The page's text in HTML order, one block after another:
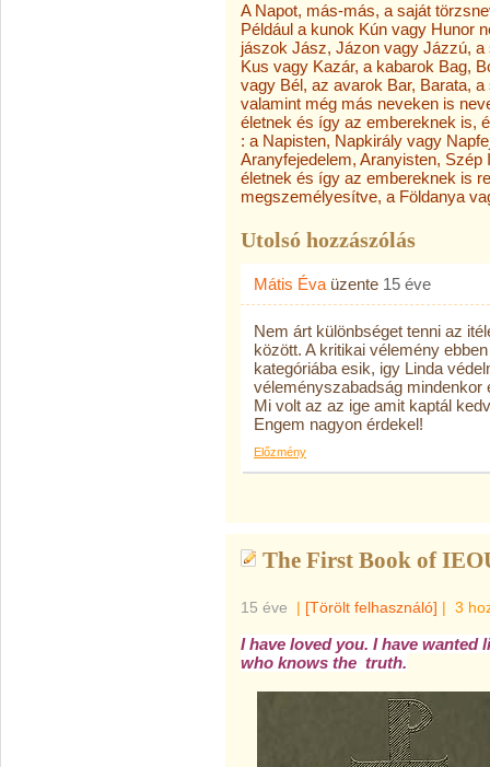
A Napot, más-más, a saját
Például a kunok Kún vagy Hunor
jászok Jász, Jázon vagy Jázzú,
Kus vagy Kazár, a kabarok Bag,
vagy Bél, az avarok Bar, Barata,
valamint még más neveken is
életnek és így az embereknek is,
: a Napisten, Napkirály vagy
Aranyfejedelem, Aranyisten,
életnek és így az embereknek is
megszemélyesítve, a Földanya
Utolsó hozzászólás
Mátis Éva üzente 15 éve
Nem árt különbséget tenni az
között. A kritikai vélemény
kategóriába esik, igy Linda
véleményszabadság mindenkor
Mi volt az az ige amit kaptál
Engem nagyon érdekel!
Előzmény
The First Book of
15 éve | [Törölt felhasználó] | 3
I have loved you. I have wanted
who knows the truth.